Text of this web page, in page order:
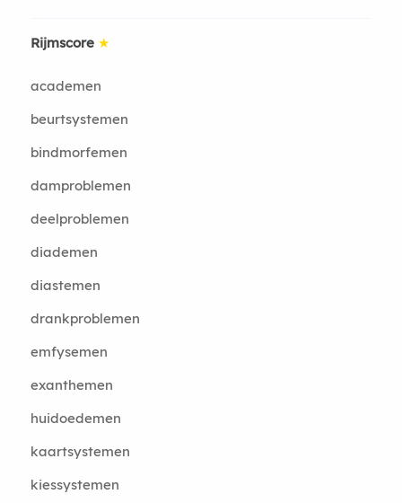
Rijmscore ★
academen
beurtsystemen
bindmorfemen
damproblemen
deelproblemen
diademen
diastemen
drankproblemen
emfysemen
exanthemen
huidoedemen
kaartsystemen
kiessystemen